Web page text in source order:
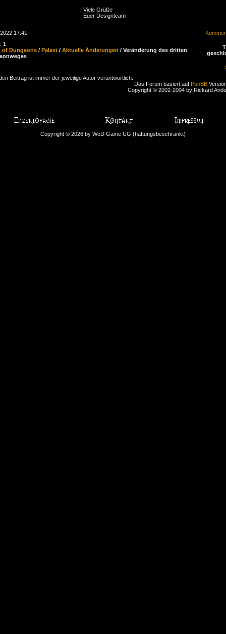
Viele Grüße
Euer Designteam
17:41
1
of Dungeons / Palast / Aktuelle Änderungen / Veränderung des dritten
Beitrag ist immer der jeweilige Autor verantwortlich.
Das Forum basiert auf PunBB
Copyright © 2002-2004 by Rickard
Copyright © 2026 by WoD Game UG (haftungsbeschränkt)